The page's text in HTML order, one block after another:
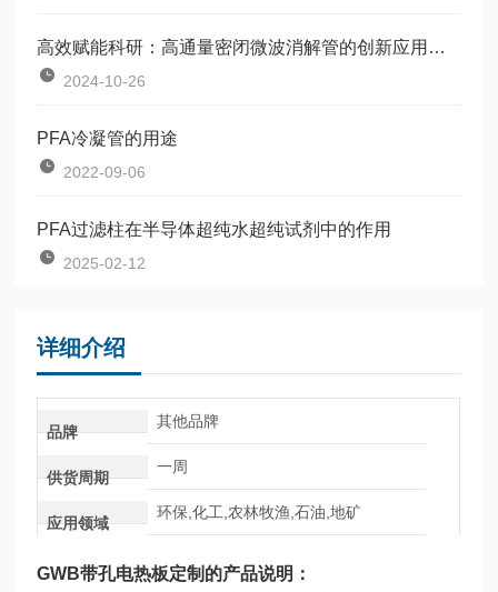
高效赋能科研：高通量密闭微波消解管的创新应用与深度解析
2024-10-26
PFA冷凝管的用途
2022-09-06
PFA过滤柱在半导体超纯水超纯试剂中的作用
2025-02-12
详细介绍
品牌
其他品牌
供货周期
一周
应用领域
环保,化工,农林牧渔,石油,地矿
GWB带孔电热板定制 的产品说明：